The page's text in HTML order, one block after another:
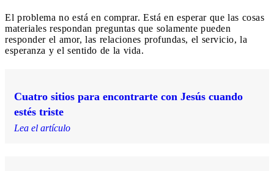
El problema no está en comprar. Está en esperar que las cosas
materiales respondan preguntas que solamente pueden
responder el amor, las relaciones profundas, el servicio, la
esperanza y el sentido de la vida.
Cuatro sitios para encontrarte con Jesús cuando
estés triste
Lea el artículo